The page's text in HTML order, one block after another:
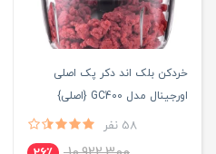
خردکن بلک اند دکر پک اصلی
اورجینال مدل GC400 {اصلی}
58 نفر